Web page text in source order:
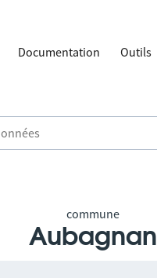
Documentation Outils
commune
Aubagnan